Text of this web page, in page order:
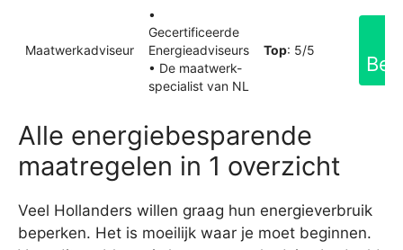
Maatwerkadviseur
•
Gecertificeerde
Energieadviseurs
• De maatwerk-
specialist van NL
Top: 5/5
Alle energiebesparende
maatregelen in 1 overzicht
Veel Hollanders willen graag hun energieverbruik
beperken. Het is moeilijk waar je moet beginnen.